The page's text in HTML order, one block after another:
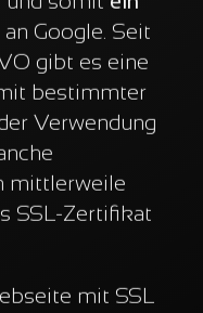
an Google. Seit
gibt es eine
bestimmter
Verwendung
mittlerweile
SSL-Zertifikat
mit SSL